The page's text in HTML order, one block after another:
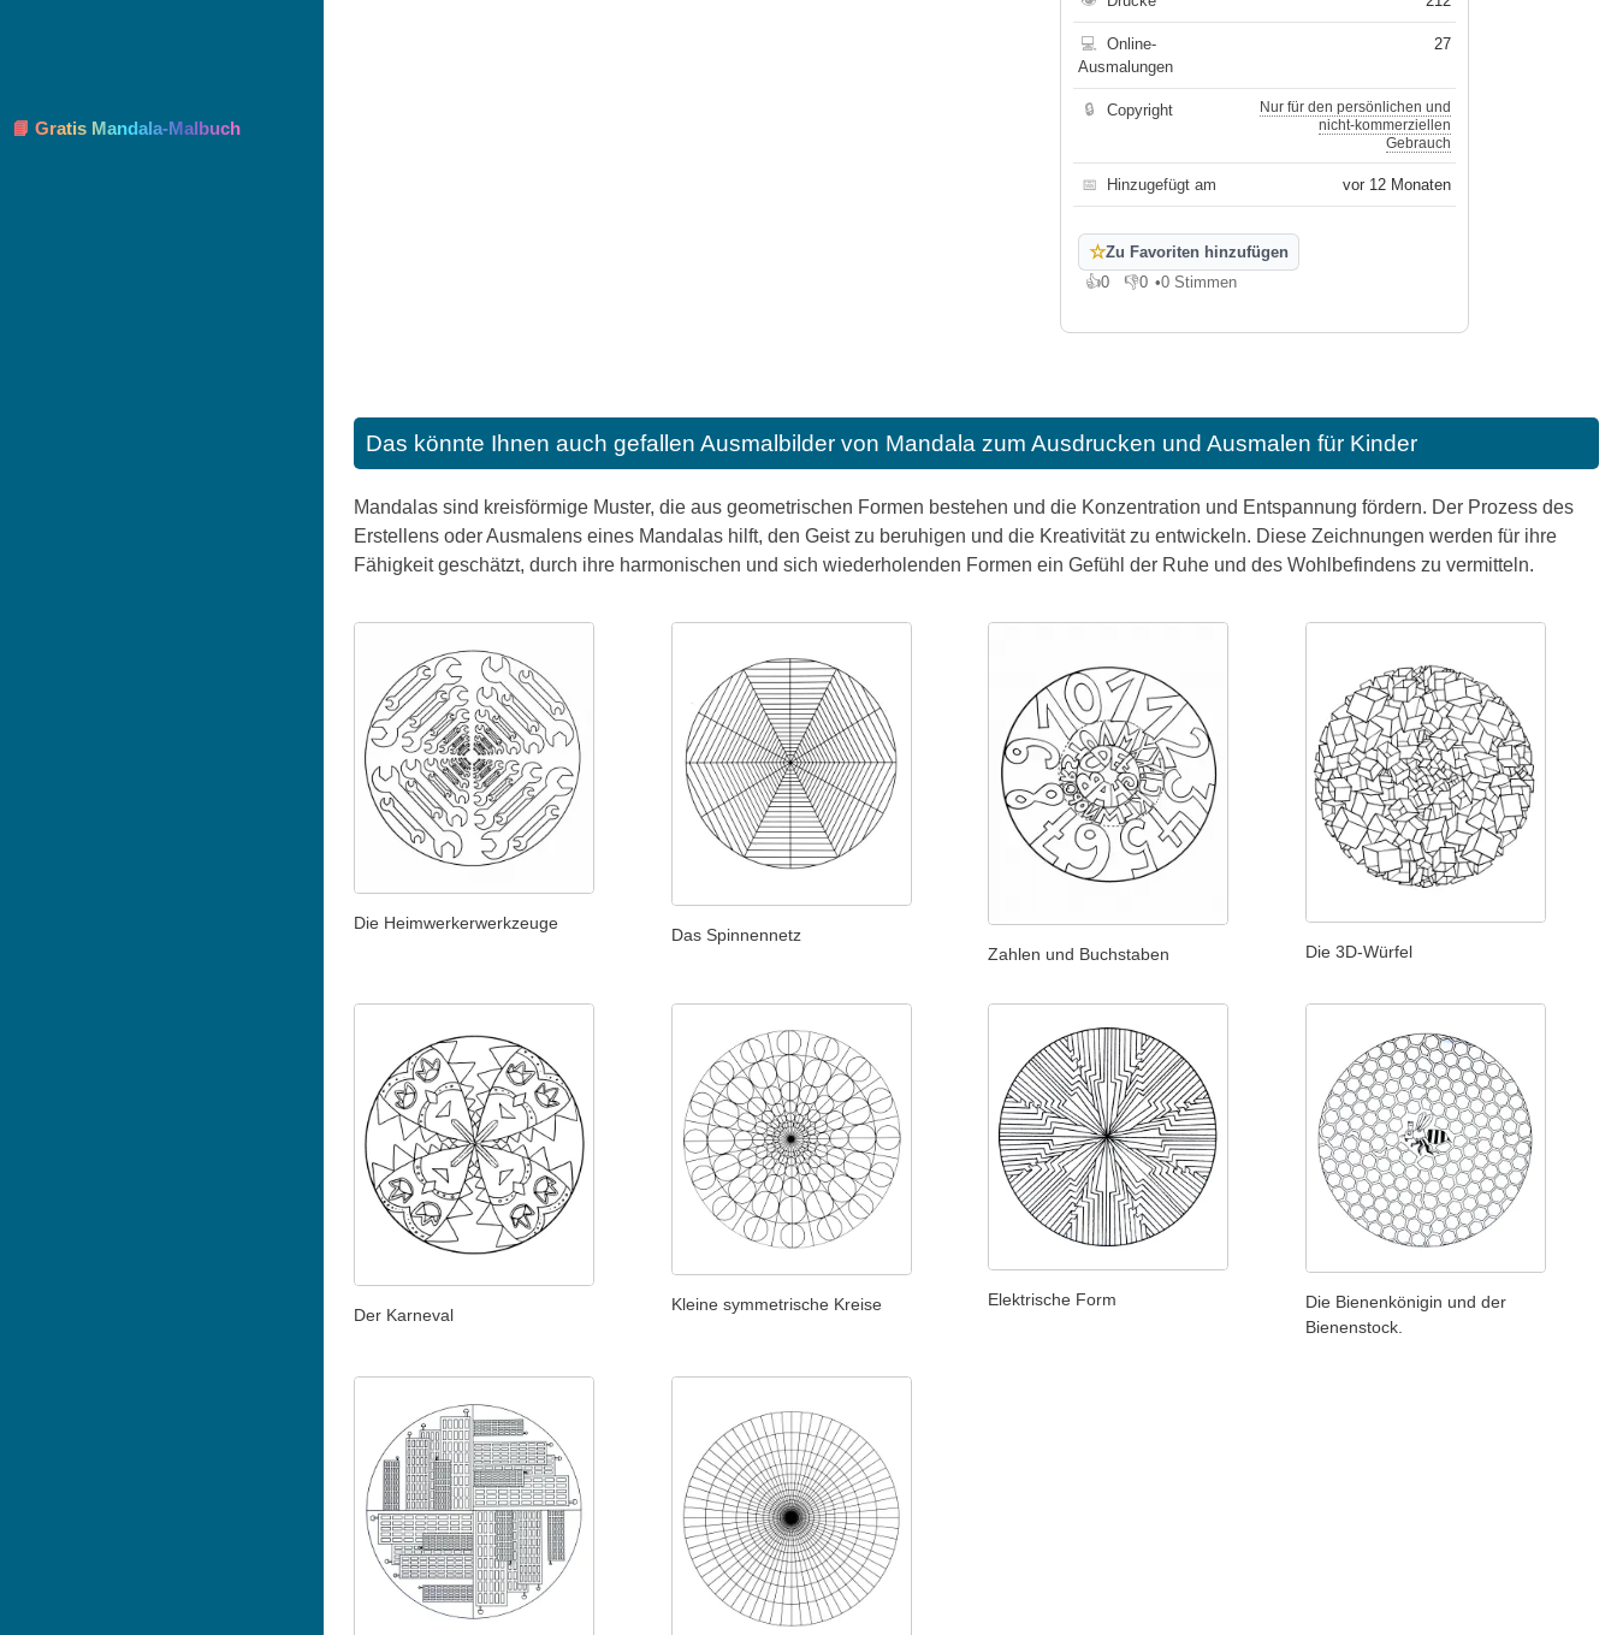
💻
Online-
Ausmalungen
27
🔒 Copyright
Nur für den persönlichen und
nicht-kommerziellen
Gebrauch
📅 Hinzugefügt am vor 12 Monaten
☆Zu Favoriten hinzufügen
👍0
Gefällt mir
👎0
Gefällt mir nicht
•0 Stimmen
Das könnte Ihnen auch gefallen Ausmalbilder von Mandala zum Ausdrucken und Ausmalen für Kinder
Mandalas sind kreisförmige Muster, die aus geometrischen Formen bestehen und die Konzentration und Entspannung fördern. Der Prozess des
Erstellens oder Ausmalens eines Mandalas hilft, den Geist zu beruhigen und die Kreativität zu entwickeln. Diese Zeichnungen werden für ihre
Fähigkeit geschätzt, durch ihre harmonischen und sich wiederholenden Formen ein Gefühl der Ruhe und des Wohlbefindens zu vermitteln.
Die Heimwerkerwerkzeuge
Das Spinnennetz
Zahlen und Buchstaben
Die 3D-Würfel
Der Karneval
Kleine symmetrische Kreise Elektrische Form
Die Bienenkönigin und der
Bienenstock.
📘 Gratis Mandala-Malbuch